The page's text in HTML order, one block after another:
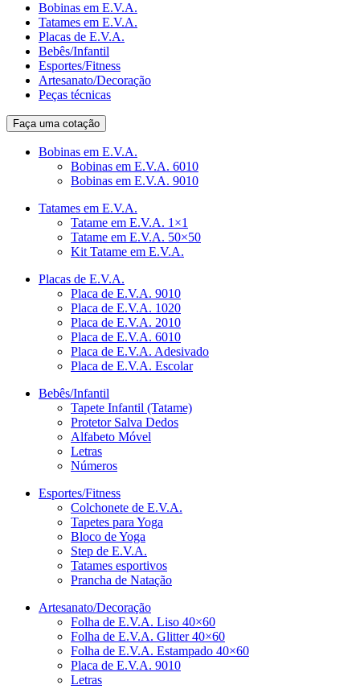
Bobinas em E.V.A.
Tatames em E.V.A.
Placas de E.V.A.
Bebês/Infantil
Esportes/Fitness
Artesanato/Decoração
Peças técnicas
Faça uma cotação
Bobinas em E.V.A.
Bobinas em E.V.A. 6010
Bobinas em E.V.A. 9010
Tatames em E.V.A.
Tatame em E.V.A. 1×1
Tatame em E.V.A. 50×50
Kit Tatame em E.V.A.
Placas de E.V.A.
Placa de E.V.A. 9010
Placa de E.V.A. 1020
Placa de E.V.A. 2010
Placa de E.V.A. 6010
Placa de E.V.A. Adesivado
Placa de E.V.A. Escolar
Bebês/Infantil
Tapete Infantil (Tatame)
Protetor Salva Dedos
Alfabeto Móvel
Letras
Números
Esportes/Fitness
Colchonete de E.V.A.
Tapetes para Yoga
Bloco de Yoga
Step de E.V.A.
Tatames esportivos
Prancha de Natação
Artesanato/Decoração
Folha de E.V.A. Liso 40×60
Folha de E.V.A. Glitter 40×60
Folha de E.V.A. Estampado 40×60
Placa de E.V.A. 9010
Letras